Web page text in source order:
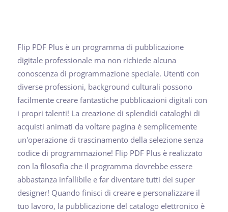
Flip PDF Plus è un programma di pubblicazione
digitale professionale ma non richiede alcuna
conoscenza di programmazione speciale. Utenti con
diverse professioni, background culturali possono
facilmente creare fantastiche pubblicazioni digitali con
i propri talenti! La creazione di splendidi cataloghi di
acquisti animati da voltare pagina è semplicemente
un'operazione di trascinamento della selezione senza
codice di programmazione! Flip PDF Plus è realizzato
con la filosofia che il programma dovrebbe essere
abbastanza infallibile e far diventare tutti dei super
designer! Quando finisci di creare e personalizzare il
tuo lavoro, la pubblicazione del catalogo elettronico è